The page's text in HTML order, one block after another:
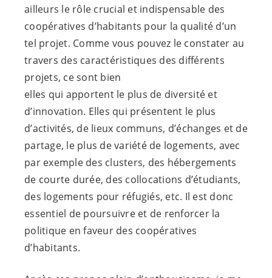
ailleurs le rôle crucial et indispensable des
coopératives d’habitants pour la qualité d’un
tel projet. Comme vous pouvez le constater au
travers des caractéristiques des différents
projets, ce sont bien
elles qui apportent le plus de diversité et
d’innovation. Elles qui présentent le plus
d’activités, de lieux communs, d’échanges et de
partage, le plus de variété de logements, avec
par exemple des clusters, des hébergements
de courte durée, des collocations d’étudiants,
des logements pour réfugiés, etc. Il est donc
essentiel de poursuivre et de renforcer la
politique en faveur des coopératives
d’habitants.